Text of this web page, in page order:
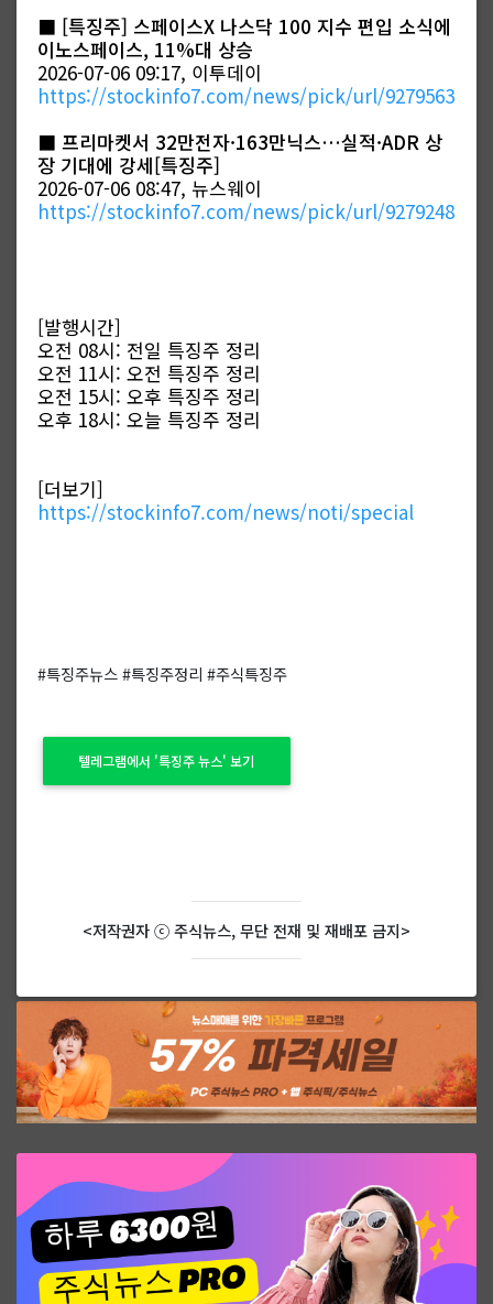
■ [특징주] 스페이스X 나스닥 100 지수 편입 소식에
이노스페이스, 11%대 상승
2026-07-06 09:17, 이투데이
https://stockinfo7.com/news/pick/url/9279563
■ 프리마켓서 32만전자·163만닉스…실적·ADR 상
장 기대에 강세[특징주]
2026-07-06 08:47, 뉴스웨이
https://stockinfo7.com/news/pick/url/9279248
[발행시간]
오전 08시: 전일 특징주 정리
오전 11시: 오전 특징주 정리
오전 15시: 오후 특징주 정리
오후 18시: 오늘 특징주 정리
[더보기]
https://stockinfo7.com/news/noti/special
#특징주뉴스 #특징주정리 #주식특징주
텔레그램에서 '특징주 뉴스' 보기
<저작권자 ⓒ 주식뉴스, 무단 전재 및 재배포 금지>